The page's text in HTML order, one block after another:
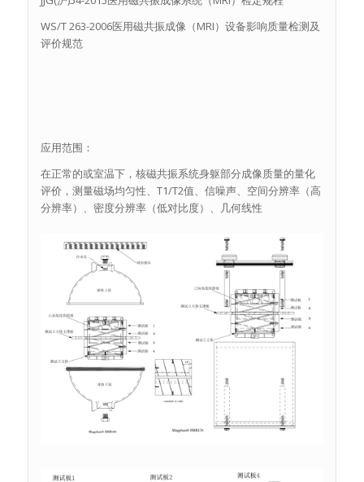
WS/T 263-2006医用磁共振成像（MRI）设备影响质量检测及
评价规范
应用范围：
在正常的或室温下，核磁共振系统身躯部分成像质量的量化
评价，测量磁场均匀性、T1/T2值、信噪声、空间分辨率（高
分辨率）、密度分辨率（低对比度）、几何线性